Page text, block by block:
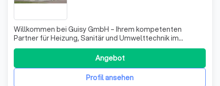
Willkommen bei Guisy GmbH – Ihrem kompetenten
Partner für Heizung, Sanitär und Umwelttechnik im
Saarland! Seit fast 50 Jahren stehen wir für
Fachkompetenz, Zuverlässigkeit und innovative Lösungen.
Ob Neubau oder Modernisierung, wir bieten Ihnen einen
umfassenden Komplettservice, der von der ersten B
Profil ansehen
Angebot